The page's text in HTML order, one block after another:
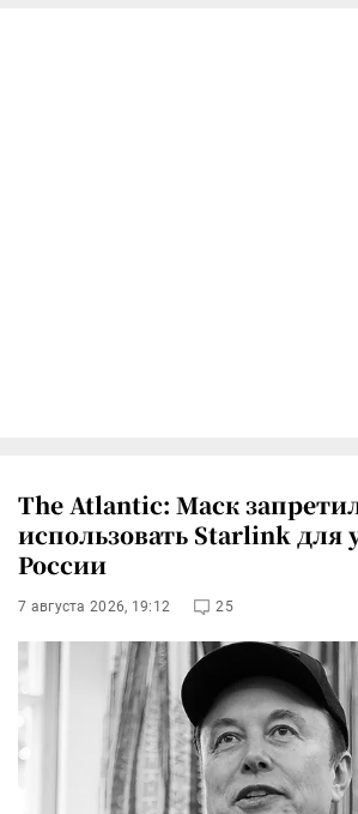
The Atlantic: Маск
использовать Starlink для
России
7 августа 2026, 19:12 25